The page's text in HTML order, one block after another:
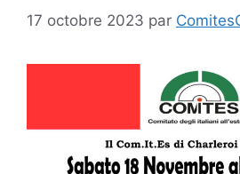
17 octobre 2023 par